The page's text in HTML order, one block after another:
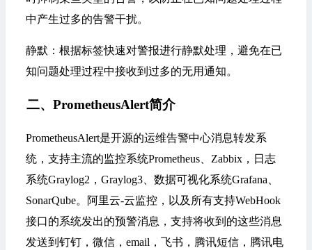
中产生过多的告警干扰‌。
‌静默‌：根据标签快速对警报进行静默处理，避免在已
知问题处理过程中接收到过多的无用通知‌。
二、PrometheusAlert简介
PrometheusAlert是开源的运维告警中心消息转发系
统，支持主流的监控系统Prometheus、Zabbix，日志
系统Graylog2，Graylog3、数据可视化系统Grafana、
SonarQube。阿里云-云监控，以及所有支持WebHook
接口的系统发出的预警消息，支持将收到的这些消息
发送到钉钉，微信，email，飞书，腾讯短信，腾讯电